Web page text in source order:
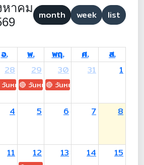
หาคม
month week list
อ. พ. พฤ. ศ.
ส.
28
วันหยุด: H.M. King Maha Vajiralongkorn's
29
🔴 วันหยุด: Asanha Bucha Day
30
🔴 วันหยุด: Buddhist Lent
31 1
4 5 6 7 8
11 12 13 14 15